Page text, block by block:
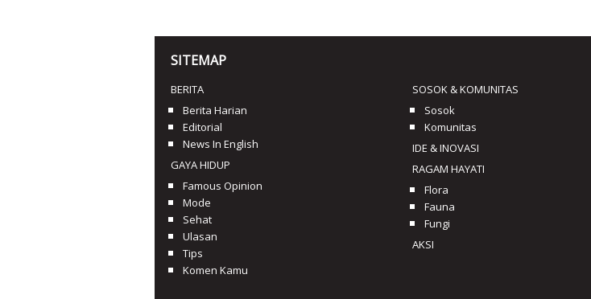
SITEMAP
BERITA
Berita Harian
Editorial
News In English
GAYA HIDUP
Famous Opinion
Mode
Sehat
Ulasan
Tips
Komen Kamu
SOSOK & KOMUNITAS
Sosok
Komunitas
IDE & INOVASI
RAGAM HAYATI
Flora
Fauna
Fungi
AKSI